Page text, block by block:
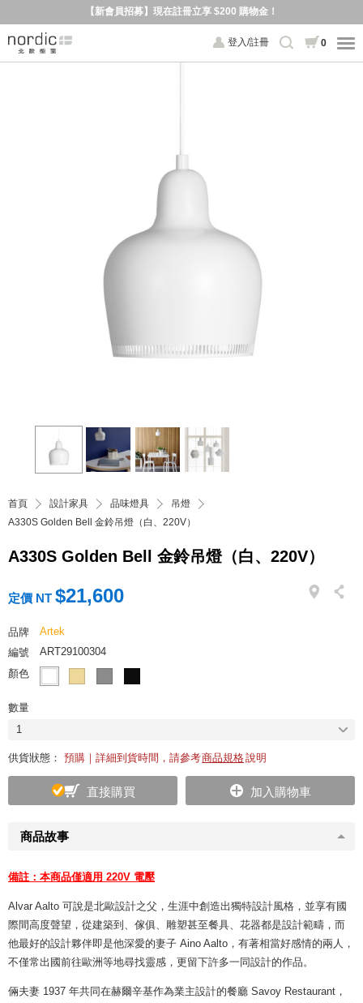
【新會員招募】現在註冊立享 $200 購物金！
登入/註冊 0
首頁 設計家具 品味燈具
吊燈
A330S Golden Bell 金鈴吊燈（白、220V）
A330S Golden Bell 金鈴吊燈（白、220V）
商品故事
備註：本商品僅適用 220V 電壓
Alvar Aalto 可說是北歐設計之父，生涯中創造出獨特設計風格，並享有國
際間高度聲望，從建築到、傢俱、雕塑甚至餐具、花器都是設計範疇，而
他最好的設計夥伴即是他深愛的妻子 Aino Aalto，有著相當好感情的兩人，
不僅常出國前往歐洲等地尋找靈感，更留下許多一同設計的作品。
倆夫妻 1937 年共同在赫爾辛基作為業主設計的餐廳 Savoy Restaurant，
定價 NT $21,600
品牌
Artek
編號
ART29100304
顏色
數量
1
供貨狀態： 預購｜詳細到貨時間，請參考商品規格說明
直接購買 加入購物車